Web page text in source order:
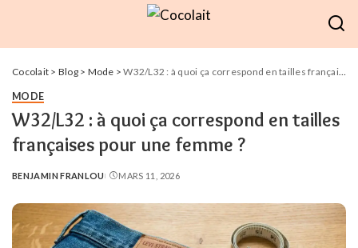
Cocolait > Blog> Mode >W32/L32 : à quoi ça correspond en tailles françaises pour une femme ?
MODE
W32/L32 : à quoi ça correspond en tailles
françaises pour une femme ?
POSTED
BENJAMIN FRANLOU MARS 11, 2026